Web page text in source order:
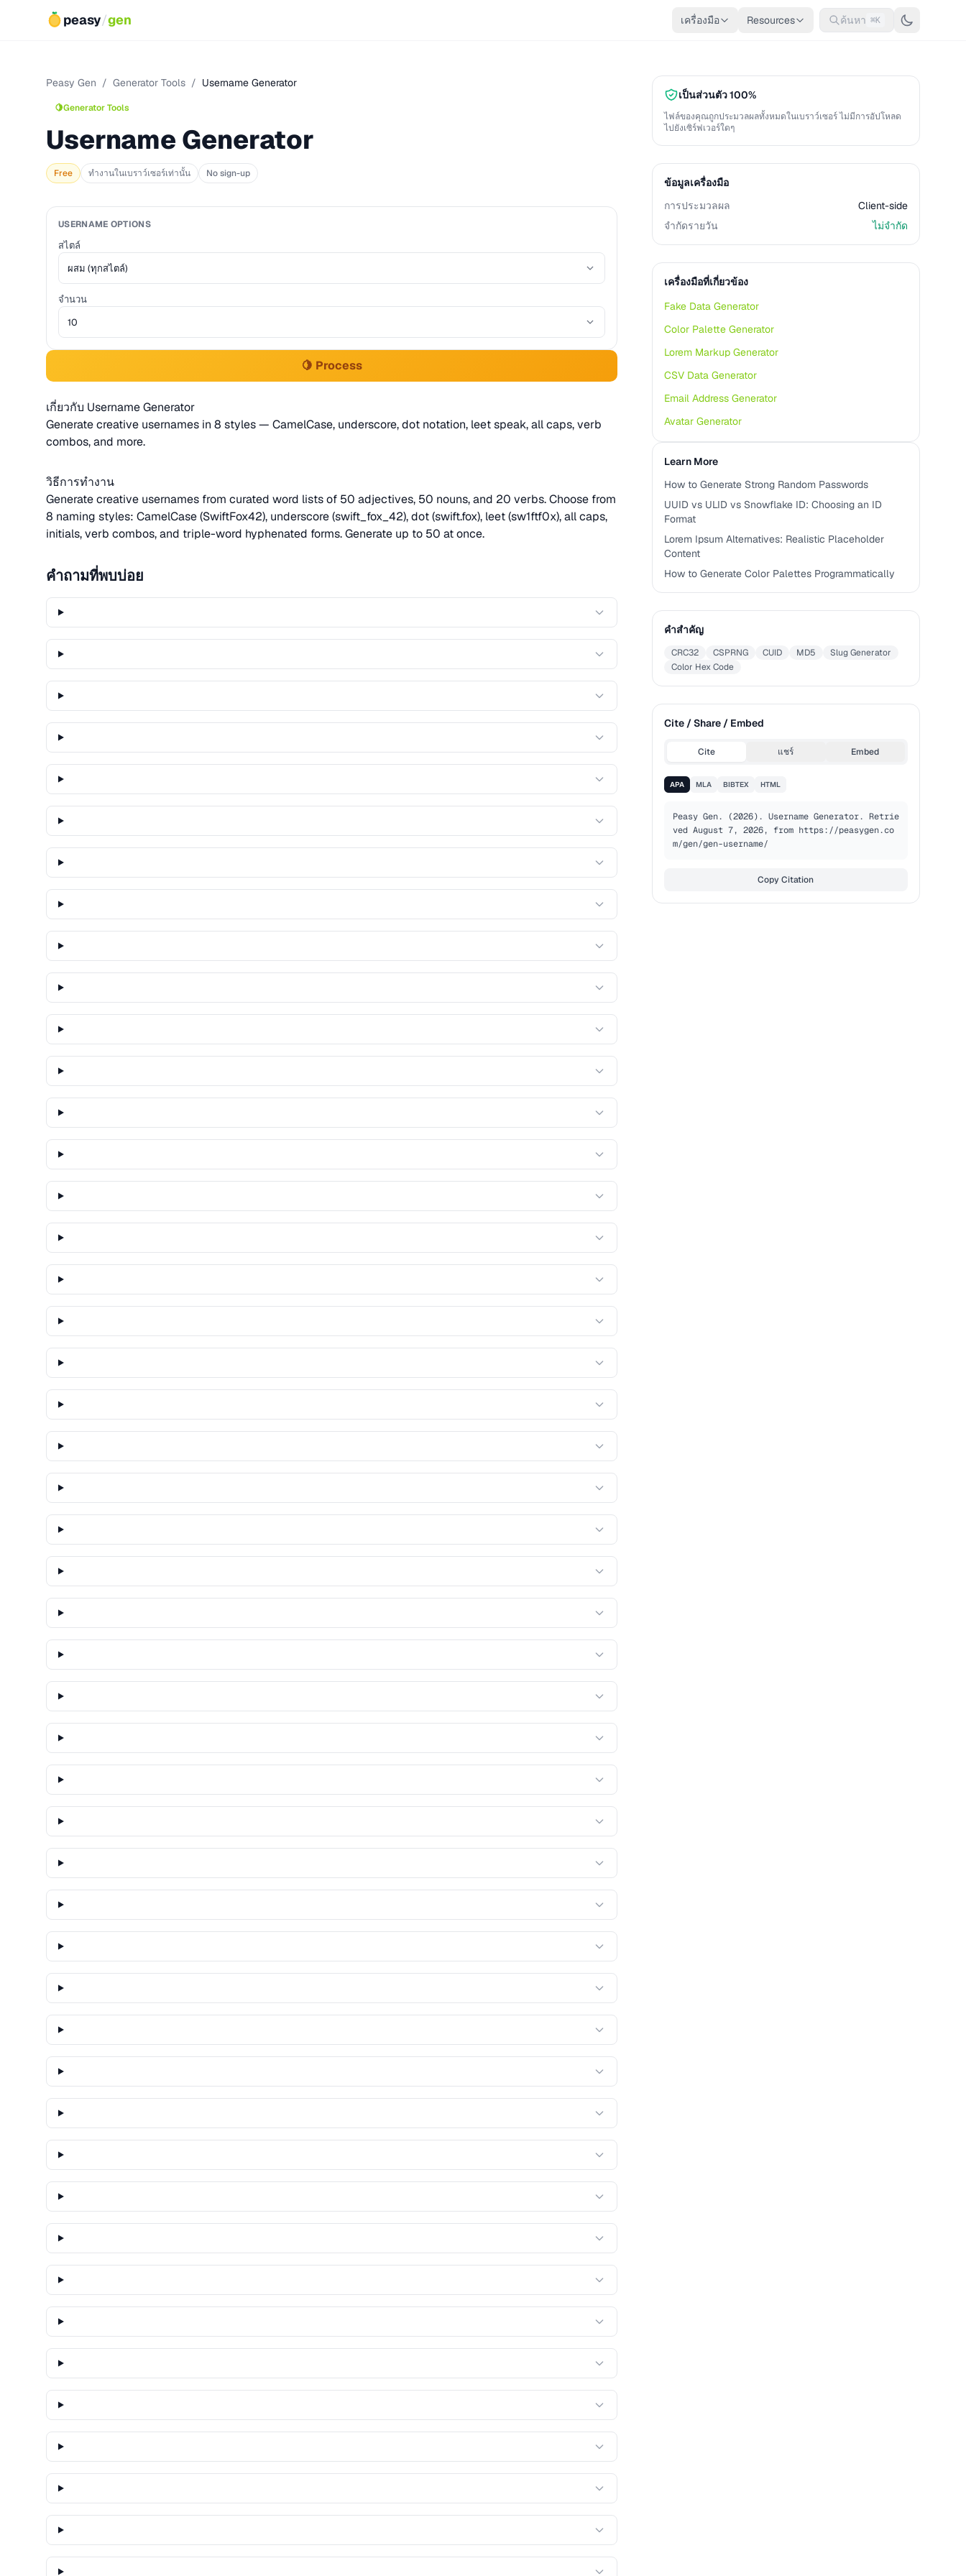
peasy/gen เครื่องมือ Resources ค้นหา ⌘K
Peasy Gen / Generator Tools / Username Generator
🍋Generator Tools
Username Generator
Free ทำงานในเบราว์เซอร์เท่านั้น No sign-up
USERNAME OPTIONS
สไตล์
จำนวน
🍋 Process
เกี่ยวกับ Username Generator
Generate creative usernames in 8 styles — CamelCase, underscore, dot notation, leet speak, all caps, verb
combos, and more.
วิธีการทำงาน
Generate creative usernames from curated word lists of 50 adjectives, 50 nouns, and 20 verbs. Choose from
8 naming styles: CamelCase (SwiftFox42), underscore (swift_fox_42), dot (swift.fox), leet (sw1ftf0x), all caps,
initials, verb combos, and triple-word hyphenated forms. Generate up to 50 at once.
คำถามที่พบบ่อย
เป็นส่วนตัว 100%
ไฟล์ของคุณถูกประมวลผลทั้งหมดในเบราว์เซอร์ ไม่มีการอัปโหลด
ไปยังเซิร์ฟเวอร์ใดๆ
ข้อมูลเครื่องมือ
การประมวลผล
Client-side
จำกัดรายวัน
ไม่จำกัด
เครื่องมือที่เกี่ยวข้อง
Fake Data Generator
Color Palette Generator
Lorem Markup Generator
CSV Data Generator
Email Address Generator
Avatar Generator
Learn More
How to Generate Strong Random Passwords
UUID vs ULID vs Snowflake ID: Choosing an ID
Format
Lorem Ipsum Alternatives: Realistic Placeholder
Content
How to Generate Color Palettes Programmatically
คำสำคัญ
CRC32 CSPRNG CUID MD5
Slug Generator
Color Hex Code
Cite / Share / Embed
Cite แชร์ Embed
APA MLA BIBTEX HTML
Peasy Gen. (2026). Username Generator. Retrie
ved August 7, 2026, from https://peasygen.co
m/gen/gen-username/
Copy Citation